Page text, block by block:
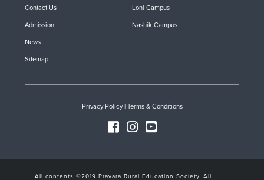
Contact Us
Admission
News
Sitemap
Loni Campus
Nashik Campus
Privacy Policy| Terms & Conditions
All contents ©2019 Pravara Rural Education Society. All